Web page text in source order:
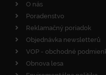
O nás
Poradenstvo
Reklamačný poriadok
Objednávka newsletterů
VOP - obchodné
Obnova lesa